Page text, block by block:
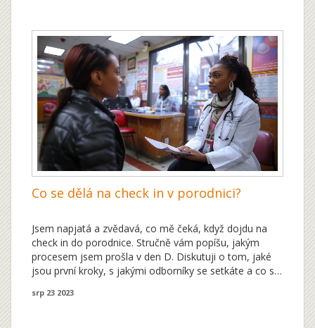
Co se dělá na check in v porodnici?
Jsem napjatá a zvědavá, co mě čeká, když dojdu na
check in do porodnice. Stručně vám popíšu, jakým
procesem jsem prošla v den D. Diskutuji o tom, jaké
jsou první kroky, s jakými odborníky se setkáte a co si
vaše mysli a pomůže vám připravit se na ten velký den.
srp 23 2023